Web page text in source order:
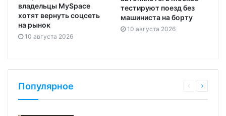
владельцы MySpace
хотят вернуть соцсеть
на рынок
10 августа 2026
тестируют поезд без
машиниста на борту
10 августа 2026
Популярное